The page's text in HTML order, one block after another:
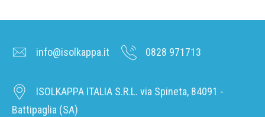
info@isolkappa.it 0828 971713
ISOLKAPPA ITALIA S.R.L. via Spineta, 84091 -
Battipaglia (SA)